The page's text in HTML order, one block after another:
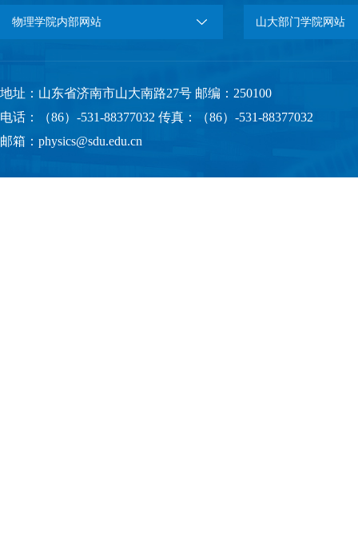
物理学院内部网站 山大部门学院网站
地址：山东省济南市山大南路27号 邮编：250100
电话：（86）-531-88377032 传真：（86）-531-88377032
邮箱：physics@sdu.edu.cn